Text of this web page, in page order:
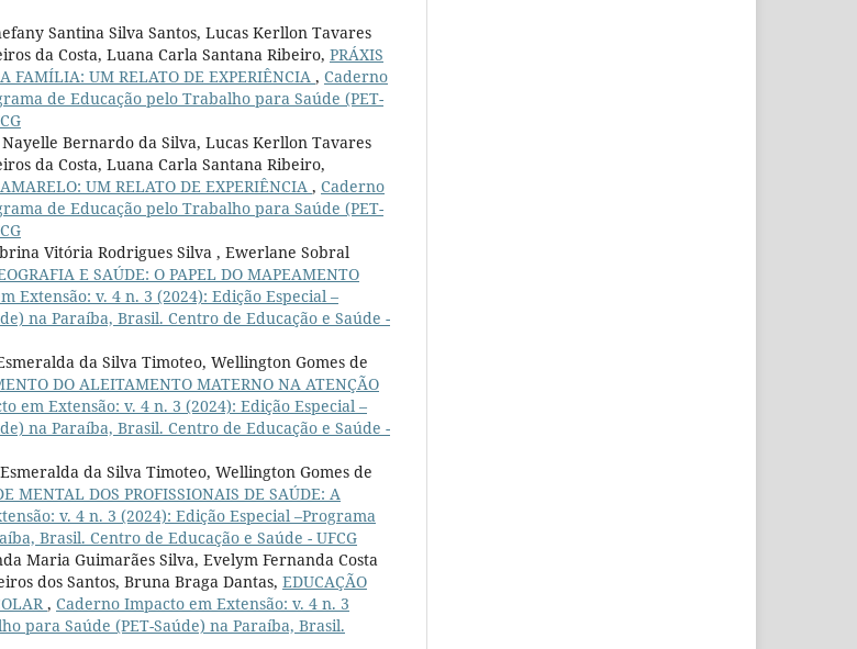
Santina Silva Santos, Lucas Kerllon Tavares
da Costa, Luana Carla Santana Ribeiro, PRÁXIS
FAMÍLIA: UM RELATO DE EXPERIÊNCIA , Caderno
de Educação pelo Trabalho para Saúde (PET-
Bernardo da Silva, Lucas Kerllon Tavares
da Costa, Luana Carla Santana Ribeiro,
UM RELATO DE EXPERIÊNCIA , Caderno
de Educação pelo Trabalho para Saúde (PET-
Vitória Rodrigues Silva , Ewerlane Sobral
E SAÚDE: O PAPEL DO MAPEAMENTO
Extensão: v. 4 n. 3 (2024): Edição Especial –
na Paraíba, Brasil. Centro de Educação e Saúde -
da Silva Timoteo, Wellington Gomes de
DO ALEITAMENTO MATERNO NA ATENÇÃO
em Extensão: v. 4 n. 3 (2024): Edição Especial –
na Paraíba, Brasil. Centro de Educação e Saúde -
da Silva Timoteo, Wellington Gomes de
MENTAL DOS PROFISSIONAIS DE SAÚDE: A
v. 4 n. 3 (2024): Edição Especial –Programa
Brasil. Centro de Educação e Saúde - UFCG
Maria Guimarães Silva, Evelym Fernanda Costa
dos Santos, Bruna Braga Dantas, EDUCAÇÃO
, Caderno Impacto em Extensão: v. 4 n. 3
para Saúde (PET-Saúde) na Paraíba, Brasil.